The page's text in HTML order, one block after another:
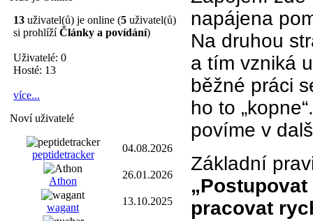
13 uživatel(ů) je online (5 uživatel(ů)
si prohlížíČlánky a povídání)
Uživatelé: 0
Hosté: 13
více...
Noví uživatelé
peptidetracker
04.08.2026
Athon
26.01.2026
wagant
13.10.2025
napájena
Na druhou
a tím vzniká
běžné práci
ho to
povíme v
Základní
pracovat